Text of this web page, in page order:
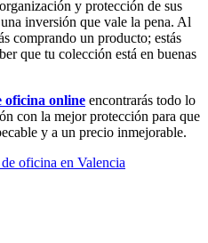
y protección de sus
inversión que vale la pena. Al
comprando un producto; estás
que tu colección está en buenas
oficina online encontrarás todo lo
con la mejor protección para que
y a un precio inmejorable.
oficina en Valencia